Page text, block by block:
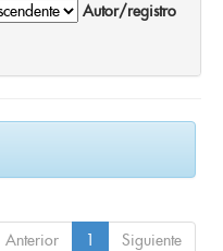
Autor/registro
Anterior 1 Siguiente